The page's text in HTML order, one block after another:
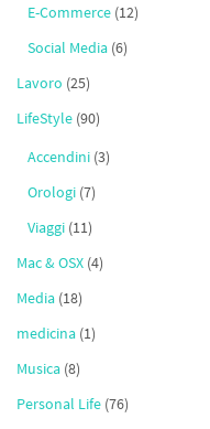
E-Commerce (12)
Social Media (6)
Lavoro (25)
LifeStyle (90)
Accendini (3)
Orologi (7)
Viaggi (11)
Mac & OSX (4)
Media (18)
medicina (1)
Musica (8)
Personal Life (76)